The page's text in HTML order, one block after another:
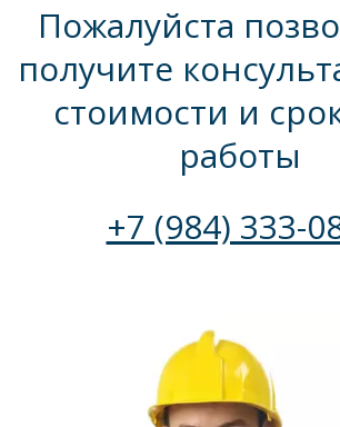
Пожалуйста
получите
стоимости и
работы
+7 (984) 333-